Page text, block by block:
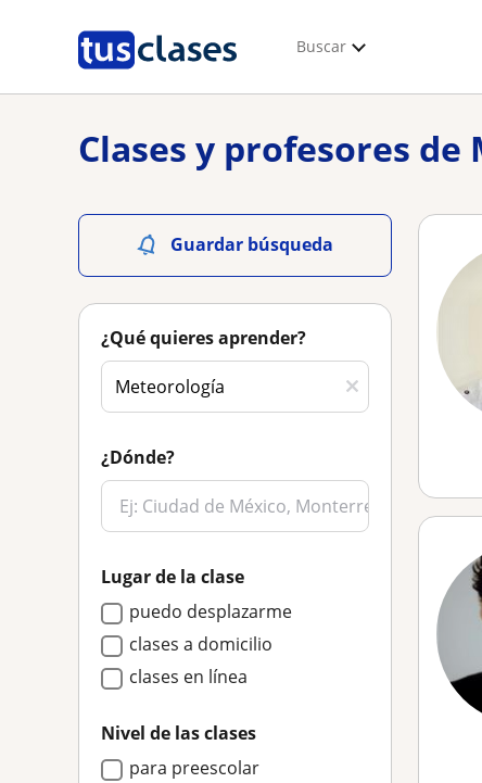
Buscar
Clases y profesores
Guardar búsqueda
¿Qué quieres aprender?
¿Dónde?
Lugar de la clase
puedo desplazarme
clases a domicilio
clases en línea
Nivel de las clases
para preescolar